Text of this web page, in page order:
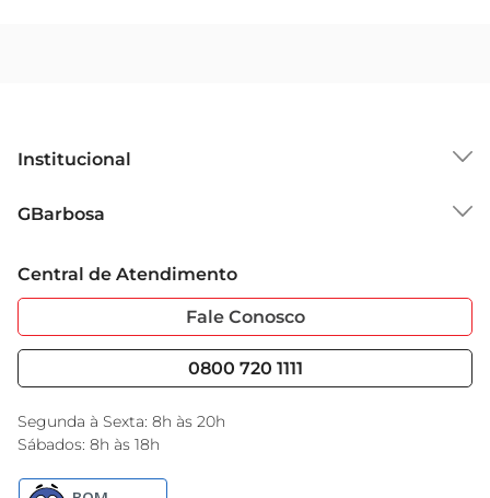
Institucional
Grupo Cencosud
Sobre Privacidade
Portal do Fornecedo
Nossas Lojas
GBarbosa
Garantia Estendida
Serviços
Black Friday
Encarte do Dia
Central de Atendimento
Fale Conosco
0800 720 1111
Segunda à Sexta: 8h às 20h
Sábados: 8h às 18h